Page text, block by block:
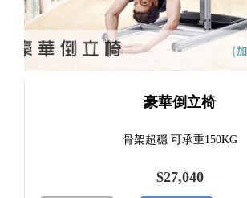
豪華倒立椅
骨架超穩 可承重150KG
$27,040